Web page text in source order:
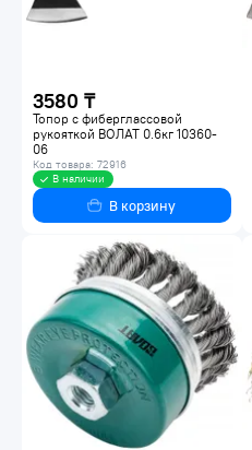
3580 ₸
Топор с фиберглассовой
рукояткой ВОЛАТ 0.6кг 10360-
06
Код товара: 72916
В наличии
В корзину